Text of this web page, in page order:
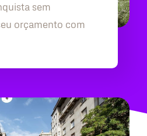
sem
orçamento com